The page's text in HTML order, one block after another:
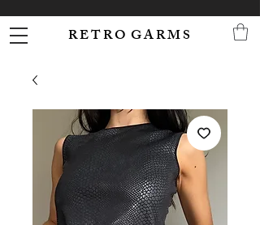
R E T R O G A R M S